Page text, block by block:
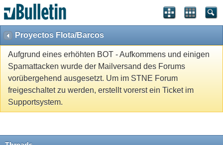
Proyectos Flota/Barcos
Aufgrund eines erhöhten BOT - Aufkommens und einigen
Spamattacken wurde der Mailversand des Forums
vorübergehend ausgesetzt. Um im STNE Forum
freigeschaltet zu werden, erstellt vorerst ein Ticket im
Supportsystem.